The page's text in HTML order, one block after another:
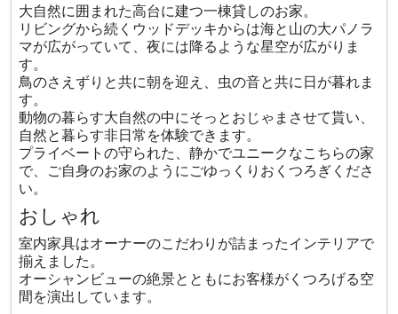
大自然に囲まれた高台に建つ一棟貸しのお家。
リビングから続くウッドデッキからは海と山の大パノラ
マが広がっていて、夜には降るような星空が広がりま
す。
鳥のさえずりと共に朝を迎え、虫の音と共に日が暮れま
す。
動物の暮らす大自然の中にそっとおじゃまさせて貰い、
自然と暮らす非日常を体験できます。
プライベートの守られた、静かでユニークなこちらの家
で、ご自身のお家のようにごゆっくりおくつろぎくださ
い。
おしゃれ
室内家具はオーナーのこだわりが詰まったインテリアで
揃えました。
オーシャンビューの絶景とともにお客様がくつろげる空
間を演出しています。